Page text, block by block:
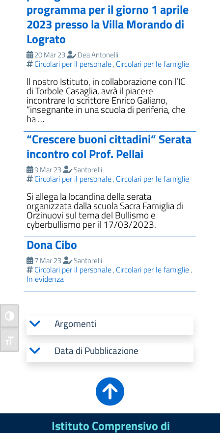
Attiva/disattiva alto contrasto
Attiva/disattiva dimensione testo
programma per il giorno 1 aprile
2023 presso la Villa Morando di
Lograto
20 Mar 23 Dea Antonelli
Circolari per il personale, Circolari per le famiglie
ll nostro Istituto, in collaborazione con l’IC
di Torbole Casaglia, avrà il piacere
incontrare lo scrittore Enrico Galiano,
“insegnante in una scuola di periferia, che
ha …
“Crescere buoni cittadini” Serata
incontro col Prof. Pellai
9 Mar 23 Santorelli
Circolari per il personale, Circolari per le famiglie
Si allega la locandina della serata
organizzata dalla scuola Sacra Famiglia di
Orzinuovi sul tema del Bullismo e
cyberbullismo per il 17/03/2023.
Dona Cibo
7 Mar 23 Santorelli
Circolari per il personale, Circolari per le famiglie,
In evidenza
Argomenti
Data di Pubblicazione
Istituto Comprensivo di